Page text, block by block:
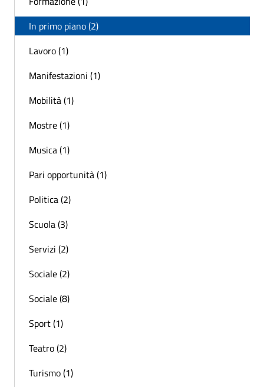
In primo piano (2)
Lavoro (1)
Manifestazioni (1)
Mobilità (1)
Mostre (1)
Musica (1)
Pari opportunità (1)
Politica (2)
Scuola (3)
Servizi (2)
Sociale (2)
Sociale (8)
Sport (1)
Teatro (2)
Turismo (1)